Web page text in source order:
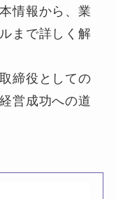
情報から、業
まで詳しく解
締役としての
営成功への道